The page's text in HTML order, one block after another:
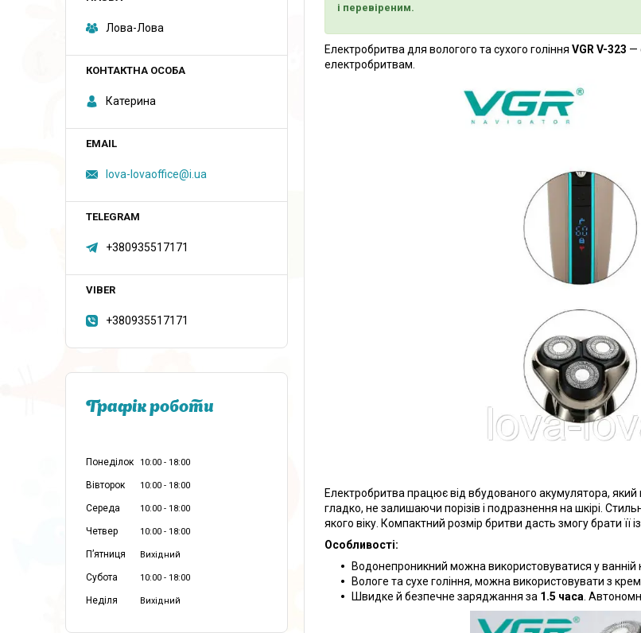
і перевіреним.
Електробритва для вологого та сухого гоління VGR V-323 —
електробритвам.
Електробритва працює від вбудованого акумулятора,
гладко, не залишаючи порізів і подразнення на шкірі.
якого віку. Компактний розмір бритви дасть змогу брати
Особливості:
Водонепроникний можна використовуватися у ванній
Вологе та сухе гоління, можна використовувати з
Швидке й безпечне заряджання за 1.5 часа.
Лова-Лова
Катерина
lova-lovaoffice@i.ua
+380935517171
+380935517171
Графік роботи
Понеділок 10:00 18:00
Вівторок 10:00 18:00
Середа 10:00 18:00
Четвер 10:00 18:00
Пʼятниця Вихідний
Субота 10:00 18:00
Неділя Вихідний